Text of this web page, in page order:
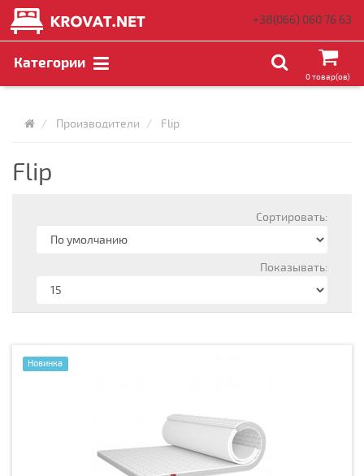
+38(066) 060 76 63
Категории
0 товар(ов)
Производители Flip
Flip
Сортировать:
Показывать:
Новинка